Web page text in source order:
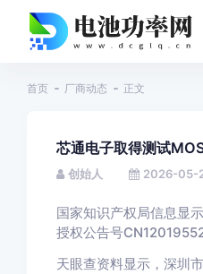
首页 厂商动态 正文
芯通电子取得测试
创始人 2026-05-
国家知识产权局信息显
授权公告号
天眼查资料显示，深圳